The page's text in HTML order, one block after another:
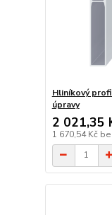
Hliníkový
úpravy
2 021,35
1 670,54 Kč